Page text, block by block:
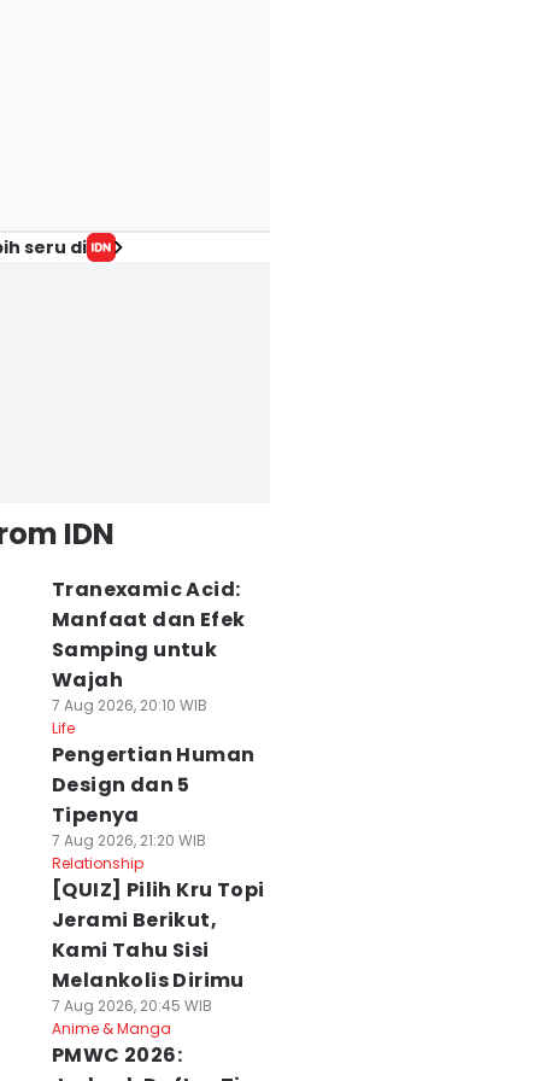
seru di
IDN
Tranexamic Acid:
Manfaat dan Efek
Samping untuk
Wajah
7 Aug 2026, 20:10 WIB
Life
Pengertian Human
Design dan 5
Tipenya
7 Aug 2026, 21:20 WIB
Relationship
[QUIZ] Pilih Kru Topi
Jerami Berikut,
Kami Tahu Sisi
Melankolis Dirimu
7 Aug 2026, 20:45 WIB
Anime & Manga
PMWC 2026: